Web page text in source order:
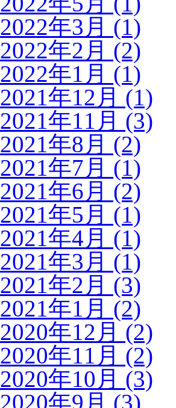
2022年3月 (1)
2022年2月 (2)
2022年1月 (1)
2021年12月 (1)
2021年11月 (3)
2021年8月 (2)
2021年7月 (1)
2021年6月 (2)
2021年5月 (1)
2021年4月 (1)
2021年3月 (1)
2021年2月 (3)
2021年1月 (2)
2020年12月 (2)
2020年11月 (2)
2020年10月 (3)
2020年9月 (3)